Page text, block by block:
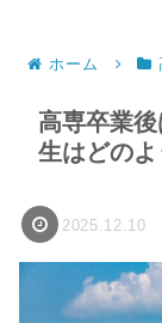
ホーム
高専卒業
生はどの
2025.12.10